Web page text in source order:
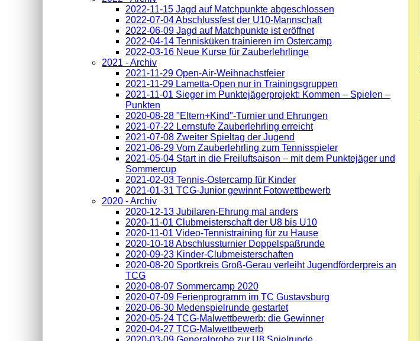
2022-11-15 Jagd auf Matchpunkte abgeschlossen
2022-07-04 Abschlussfest der U10-Mannschaft
2022-06-09 Jagd auf Matchpunkte ist eröffnet
2022-04-14 Tennisküken trainieren im Ostercamp
2022-03-16 Neue Kurse für Zauberlehrlinge
2021 - Archiv
2021-11-29 Open-Air-Weihnachstfeier
2021-11-29 Lametta-Open nur in Trainingsgruppen
2021-11-01 Sieger im Punktejägerprojekt: Kommen – Spielen –
Punkten
2020-08-28 "Eltern+Kind"-Turnier und Ehrungen
2021-07-22 Lernstufe Zauberlehrling erreicht
2021-07-08 Zweiter Spieltag der Jugend
2021-06-29 Vom Zauberlehrling zum Tennisspieler
2021-05-04 Start in die Freiluftsaison – mit dem Punktejäger und
Sommercup
2021-02-03 Tennis-Ostercamp für Kinder
2021-01-31 TCG-Junior gewinnt Fotowettbewerb
2020 - Archiv
2020-12-13 Jubilaren-Ehrung mal anders
2020-11-01 Clubmeisterschaft der U8 bis U10
2020-11-01 Video-Tennistraining für zu Hause
2020-10-18 Abschlussturnier Doppelspaßrunde
2020-09-23 Kinder-Clubmeisterschaften
2020-08-20 Sportkreis Groß-Gerau verleiht Jugendförderpreis an
TCG
2020-08-07 Sommercamp 2020
2020-07-09 Ferienprogramm im TC Gustavsburg
2020-06-30 Medenspielrunde gestartet
2020-05-24 TCG-Malwettbewerb: die Gewinner
2020-04-27 TCG-Malwettbewerb